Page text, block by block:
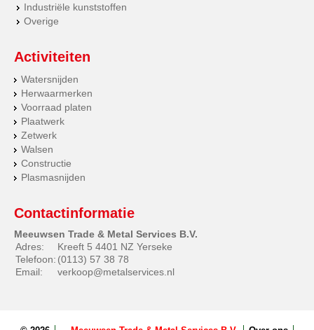
Industriële kunststoffen
Overige
Activiteiten
Watersnijden
Herwaarmerken
Voorraad platen
Plaatwerk
Zetwerk
Walsen
Constructie
Plasmasnijden
Contactinformatie
Meeuwsen Trade & Metal Services B.V.
Adres:
Kreeft 5 4401 NZ Yerseke
Telefoon: (0113) 57 38 78
Email:
verkoop@metalservices.nl